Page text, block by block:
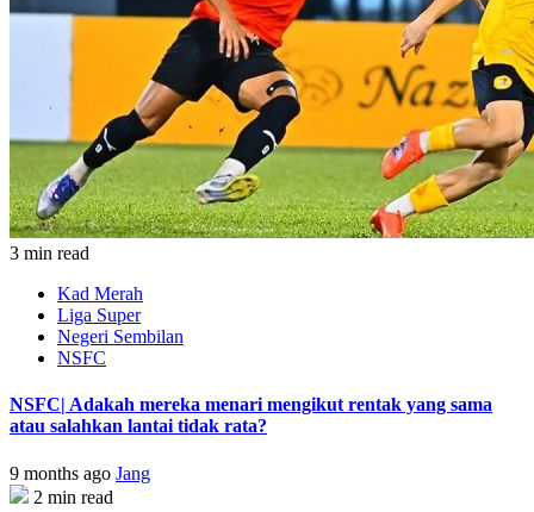
3 min read
Kad Merah
Liga Super
Negeri Sembilan
NSFC
NSFC| Adakah mereka menari mengikut rentak yang sama
atau salahkan lantai tidak rata?
9 months ago Jang
2 min read